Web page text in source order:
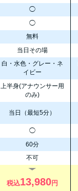
◯
◯
無料
当日その場
白・水色・グレー・ネ
イビー
上半身(アナウンサー用
のみ)
当日（最短5分）
◯
60分
不可
税込13,980円